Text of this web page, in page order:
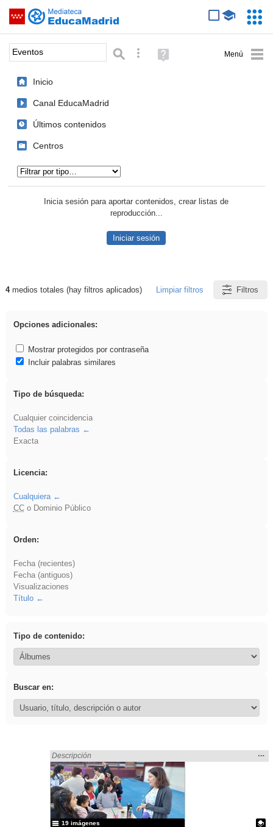
Saltar navegación
Palabra o frase: Búsqueda avanzada
Ayuda
(en
Inicio
Canal EducaMadrid
Últimos contenidos
Centros
Inicia sesión para aportar contenidos, crear listas de
reproducción...
Iniciar sesión
Resultados de: Eventos
4medios totales (hay filtros aplicados) Limpiar filtros Filtros
Opciones adicionales:
Mostrar protegidos por contraseña
Incluir palabras similares
Tipo de búsqueda:
Cualquier coincidencia
Todas las palabras
Exacta
Licencia:
Cualquiera
CCo Dominio Público
Orden:
Fecha (recientes)
Fecha (antiguos)
Visualizaciones
Título
Tipo de contenido:
Buscar en:
Encontrado «Eventos» en:
Descripción
la
…
19 imágenes